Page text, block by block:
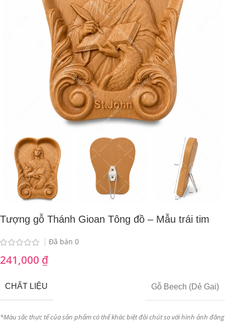
Tượng gỗ Thánh Gioan Tông đồ – Mẫu trái tim
Đã bán 0
241,000 ₫
CHẤT LIỆU Gỗ Beech (Dẻ Gai)
*Màu sắc thực tế của sản phẩm có thể khác biệt đôi chút so với hình ảnh đăng